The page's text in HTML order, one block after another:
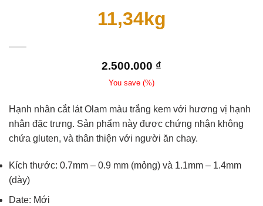
11,34kg
2.500.000 ₫
You save (%)
Hạnh nhân cắt lát Olam màu trắng kem với hương vị hạnh
nhân đặc trưng. Sản phẩm này được chứng nhận không
chứa gluten, và thân thiện với người ăn chay.
Kích thước: 0.7mm – 0.9 mm (mỏng) và 1.1mm – 1.4mm
(dày)
Date: Mới